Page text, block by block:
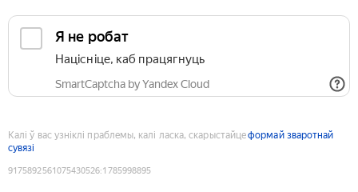
Я не робат
Націсніце, каб працягнуць
SmartCaptcha by Yandex Cloud
Калі ў вас узніклі праблемы, калі ласка, скарыстайцеформай зваротнай
сувязі
9175892561075430526:1785998895